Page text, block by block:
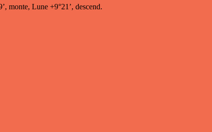
monte, Lune +9°21’, descend.